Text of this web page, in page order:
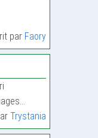
par Faory
Trystania